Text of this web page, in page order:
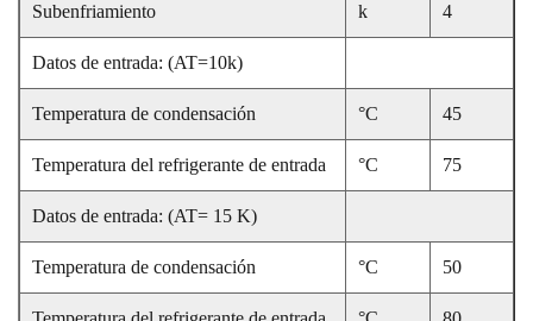
Subenfriamiento k 4
Datos de entrada: (AT=10k)
Temperatura de condensación °C 45
Temperatura del refrigerante de entrada °C 75
Datos de entrada: (AT= 15 K)
Temperatura de condensación °C 50